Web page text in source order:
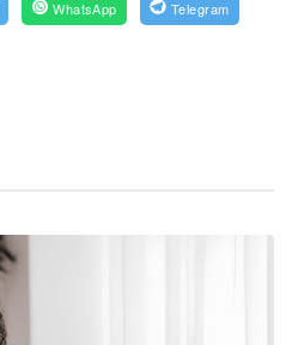
WhatsApp Telegram